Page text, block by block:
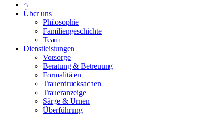
⌂
Über uns
Philosophie
Familiengeschichte
Team
Dienstleistungen
Vorsorge
Beratung & Betreuung
Formalitäten
Trauerdrucksachen
Traueranzeige
Särge & Urnen
Überführung